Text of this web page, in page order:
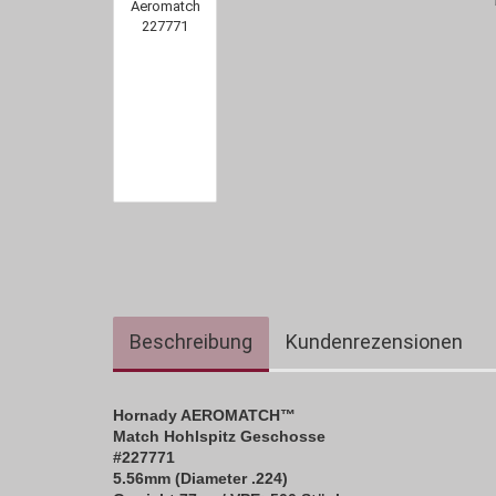
Beschreibung Kundenrezensionen
Hornady AEROMATCH™
Match Hohlspitz Geschosse
#227771
5.56mm (Diameter .224)